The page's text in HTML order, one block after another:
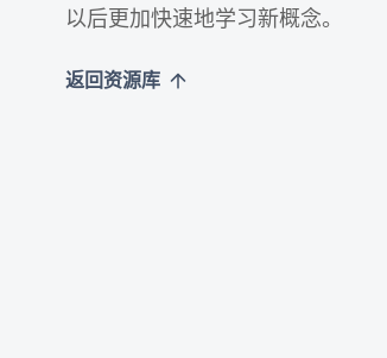
以后更加快速地学习新概念。
返回资源库